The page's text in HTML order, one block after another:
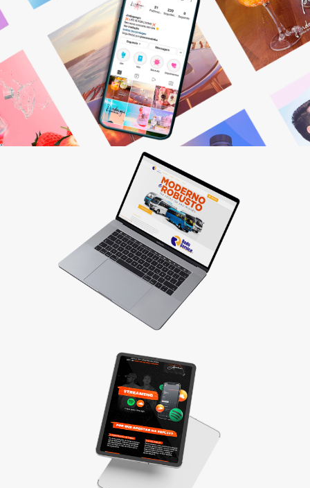
Gestão de Redes Sociais
Otimizamos resultados! Fazemos o planejamento,
produção e monitoramento dos seus canais digitais.
Saiba mais
Quer vender pela internet? Desenvolvemos sites
personalizados que fazem seu cliente comprar!
Saiba mais
Materiais de apresentação e Mídia kit
Divulgue sua empresa com um material completo e
elaborado de maneira criativa, reforçando sua identidade e
a qualidade dos produtos/serviços oferecidos.